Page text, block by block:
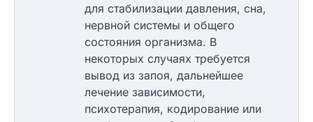
для стабилизации давления, сна,
нервной системы и общего
состояния организма. В
некоторых случаях требуется
вывод из запоя, дальнейшее
лечение зависимости,
психотерапия, кодирование или